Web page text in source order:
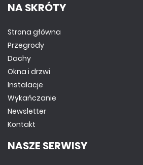
NA SKRÓTY
Strona główna
Przegrody
Dachy
Okna i drzwi
Instalacje
Wykańczanie
Newsletter
Kontakt
NASZE SERWISY